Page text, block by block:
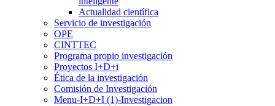
Actualidad científica
Servicio de investigación
OPE
CINTTEC
Programa propio investigación
Proyectos I+D+i
Ética de la investigación
Comisión de Investigación
Menu-I+D+I (1)-Investigacion